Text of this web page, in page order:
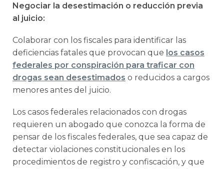
Negociar la desestimación o reducción previa
al juicio:
Colaborar con los fiscales para identificar las
deficiencias fatales que provocan que los casos
federales por conspiración para traficar con
drogas sean desestimados o reducidos a cargos
menores antes del juicio.
Los casos federales relacionados con drogas
requieren un abogado que conozca la forma de
pensar de los fiscales federales, que sea capaz de
detectar violaciones constitucionales en los
procedimientos de registro y confiscación, y que